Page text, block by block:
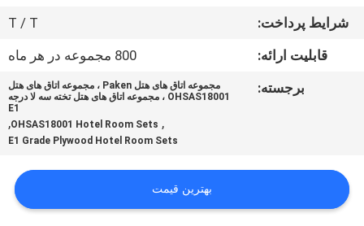
نقل
قول
شرایط پرداخت:
T / T
قابلیت ارائه:
800 مجموعه در هر ماه
برجسته:
مجموعه اتاق های هتل Paken ، مجموعه اتاق های هتل
OHSAS18001 ، مجموعه اتاق های هتل تخته سه لا درجه
E1
,
OHSAS18001 Hotel Room Sets
,
E1 Grade Plywood Hotel Room Sets
بهترین قیمت